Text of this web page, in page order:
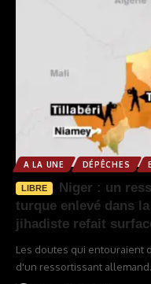
A LA UNE DÉPÊCHES
LIBRE
Niger : un
turque enlevé dans
jihadiste refait
Les doutes qui entouraient
d'un ressortissant allemand